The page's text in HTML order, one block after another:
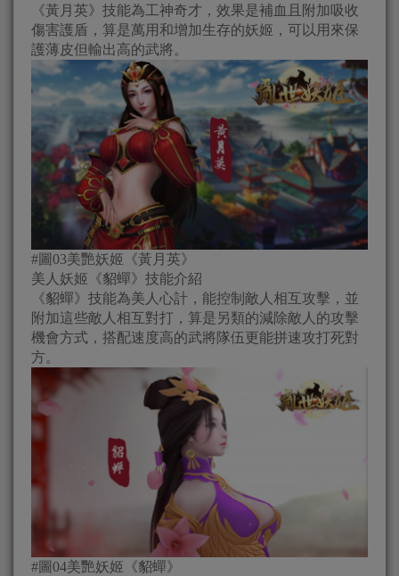
《黃月英》技能為工神奇才，效果是補血且附加吸收
傷害護盾，算是萬用和增加生存的妖姬，可以用來保
護薄皮但輸出高的武將。
#圖03美艷妖姬《黃月英》
美人妖姬《貂蟬》技能介紹
《貂蟬》技能為美人心計，能控制敵人相互攻擊，並
附加這些敵人相互對打，算是另類的減除敵人的攻擊
機會方式，搭配速度高的武將隊伍更能拼速攻打死對
方。
#圖04美艷妖姬《貂蟬》